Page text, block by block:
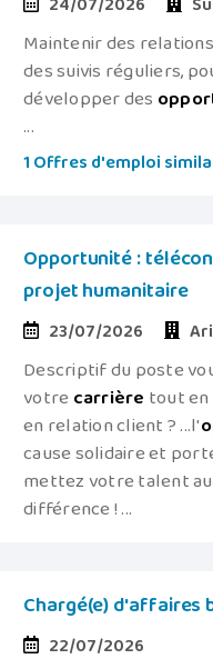
Maintenir des
des suivis réguliers,
développer des
...
1 Offres d'emploi
Opportunité :
projet humanitaire
23/07/2026
Descriptif du poste
votre carrière tout
en relation client ? ...l'
cause solidaire et
mettez votre talent
différence ! ...
Chargé(e) d'affaires
22/07/2026